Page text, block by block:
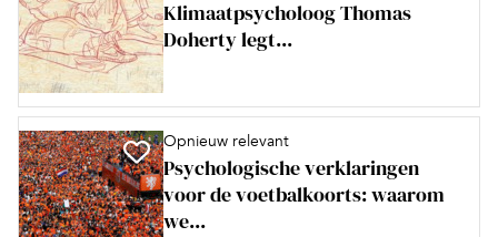
Klimaatpsycholoog Thomas
Doherty legt...
Opnieuw relevant
Psychologische verklaringen
voor de voetbalkoorts: waarom
we...